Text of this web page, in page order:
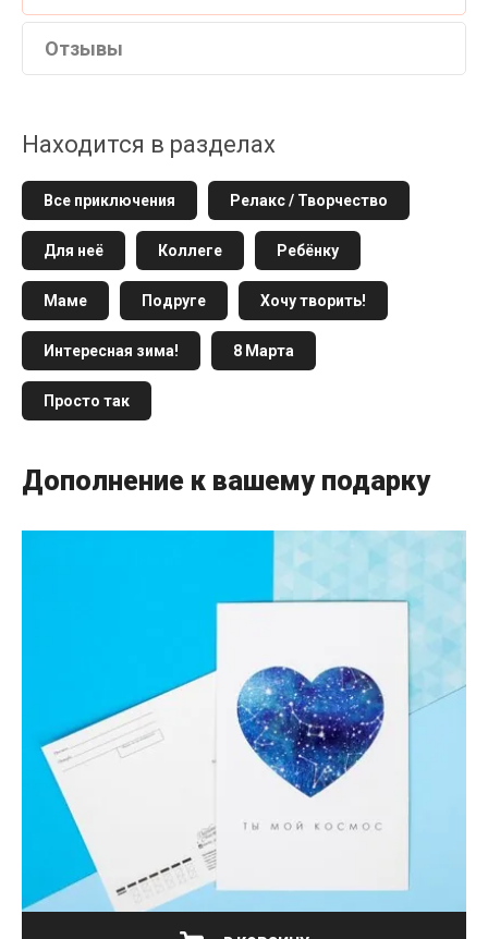
Отзывы
Находится в разделах
Все приключения Релакс / Творчество
Для неё Коллеге Ребёнку
Маме Подруге Хочу творить!
Интересная зима! 8 Марта
Просто так
Дополнение к вашему подарку